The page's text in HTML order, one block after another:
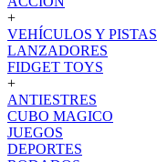
+
VEHÍCULOS Y PISTAS
LANZADORES
FIDGET TOYS
+
ANTIESTRES
CUBO MAGICO
JUEGOS
DEPORTES